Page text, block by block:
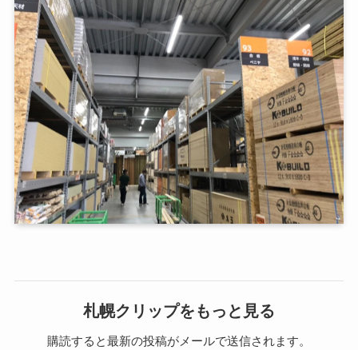
札幌クリップをもっと見る
購読すると最新の投稿がメールで送信されます。